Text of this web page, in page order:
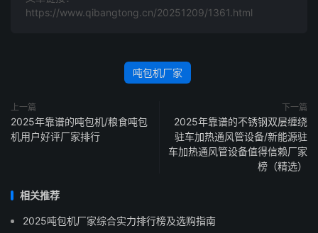
https://www.qibangtong.cn/20251209/1361.html
吨包机厂家
上一篇
2025年靠谱的吨包机/粮食吨包
机用户好评厂家排行
下一篇
2025年靠谱的不锈钢双层缠绕
驻车加热通风管设备/新能源驻
车加热通风管设备值得信赖厂家
榜（精选）
相关推荐
2025吨包机厂家综合实力排行榜及选购指南